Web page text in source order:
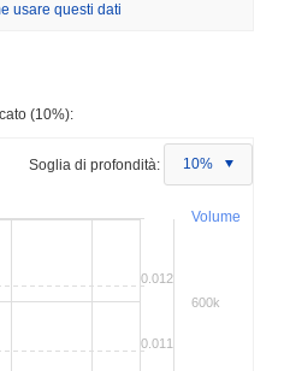
usare questi dati
(10%):
Soglia di profondità: 10%
Volume
0.011
0.012
600k